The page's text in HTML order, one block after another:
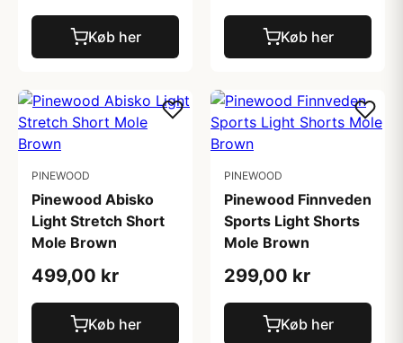
Køb her Køb her
PINEWOOD
Pinewood Abisko
Light Stretch Short
Mole Brown
499,00 kr
Køb her
PINEWOOD
Pinewood Finnveden
Sports Light Shorts
Mole Brown
299,00 kr
Køb her